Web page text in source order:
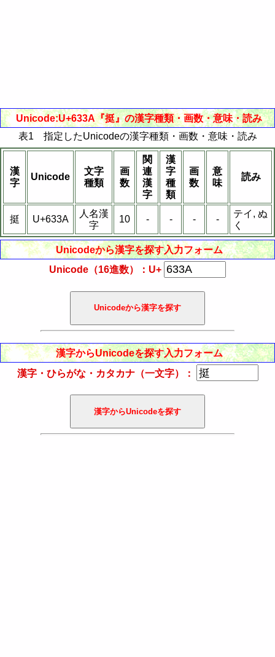
Unicode:U+633A『挺』の漢字種類・画数・意味・読み
表1 指定したUnicodeの漢字種類・画数・意味・読み
漢
字
Unicode
文字
種類
画
数
関
連
漢
字
漢
字
種
類
画
数
意
味
読み
挺 U+633A
人名漢
字
10 - - - -
テイ, ぬ
く
Unicodeから漢字を探す入力フォーム
Unicode（16進数）：U+
漢字からUnicodeを探す入力フォーム
漢字・ひらがな・カタカナ（一文字）：